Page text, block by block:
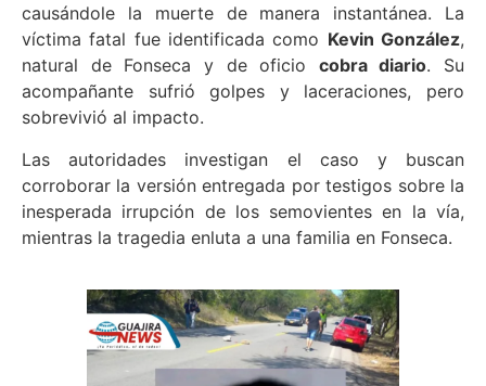
causándole la muerte de manera instantánea. La
víctima fatal fue identificada como Kevin González,
natural de Fonseca y de oficio cobra diario. Su
acompañante sufrió golpes y laceraciones, pero
sobrevivió al impacto.
Las autoridades investigan el caso y buscan
corroborar la versión entregada por testigos sobre la
inesperada irrupción de los semovientes en la vía,
mientras la tragedia enluta a una familia en Fonseca.